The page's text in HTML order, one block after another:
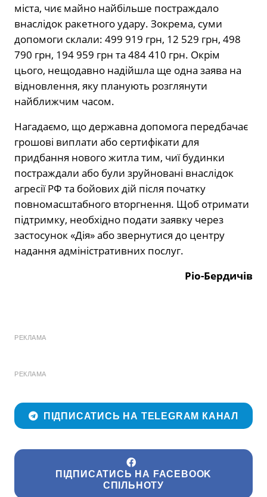
міста, чиє майно найбільше постраждало
внаслідок ракетного удару. Зокрема, суми
допомоги склали: 499 919 грн, 12 529 грн, 498
790 грн, 194 959 грн та 484 410 грн. Окрім
цього, нещодавно надійшла ще одна заява на
відновлення, яку планують розглянути
найближчим часом.
Нагадаємо, що державна допомога передбачає
грошові виплати або сертифікати для
придбання нового житла тим, чиї будинки
постраждали або були зруйновані внаслідок
агресії РФ та бойових дій після початку
повномасштабного вторгнення. Щоб отримати
підтримку, необхідно подати заявку через
застосунок «Дія» або звернутися до центру
надання адміністративних послуг.
Ріо-Бердичів
РЕКЛАМА
РЕКЛАМА
ПІДПИСАТИСЬ НА TELEGRAM КАНАЛ
ПІДПИСАТИСЬ НА FACEBOOK
СПІЛЬНОТУ